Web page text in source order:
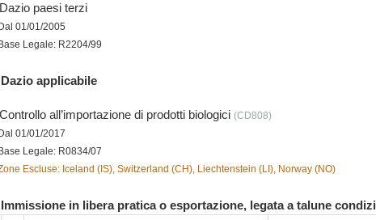
Dazio paesi terzi
Dal 01/01/2005
Base Legale: R2204/99
Dazio applicabile
Controllo all’importazione di prodotti biologici (CD808)
Dal 01/01/2017
Base Legale: R0834/07
Escluse: Iceland (IS), Switzerland (CH), Liechtenstein (LI), Norway (NO)
Immissione in libera pratica o esportazione, legata a talune